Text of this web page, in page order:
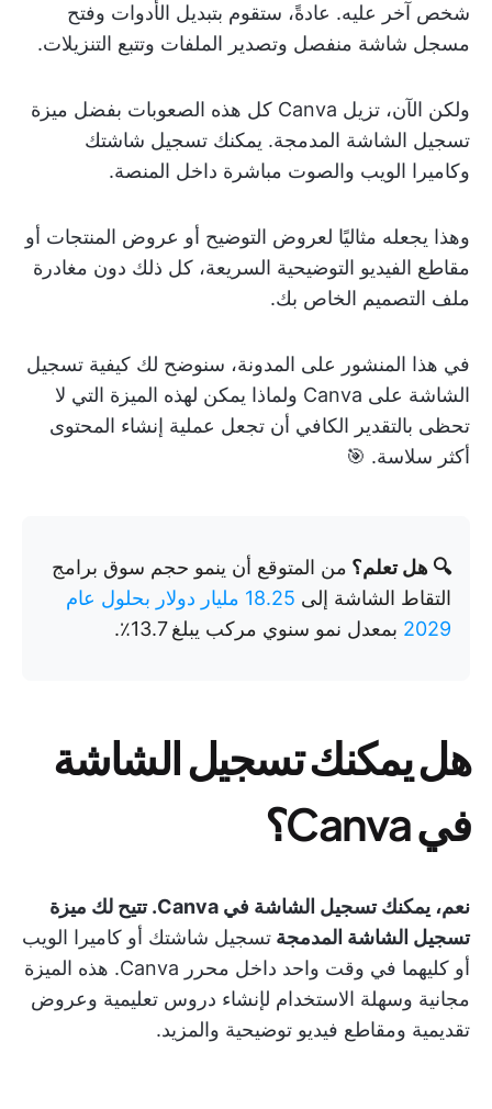
شخص آخر عليه. عادةً، ستقوم بتبديل الأدوات وفتح
مسجل شاشة منفصل وتصدير الملفات وتتبع التنزيلات.
ولكن الآن، تزيل Canva كل هذه الصعوبات بفضل ميزة
تسجيل الشاشة المدمجة. يمكنك تسجيل شاشتك
وكاميرا الويب والصوت مباشرة داخل المنصة.
وهذا يجعله مثاليًا لعروض التوضيح أو عروض المنتجات أو
مقاطع الفيديو التوضيحية السريعة، كل ذلك دون مغادرة
ملف التصميم الخاص بك.
في هذا المنشور على المدونة، سنوضح لك كيفية تسجيل
الشاشة على Canva ولماذا يمكن لهذه الميزة التي لا
تحظى بالتقدير الكافي أن تجعل عملية إنشاء المحتوى
أكثر سلاسة. 🎯
🔍 هل تعلم؟ من المتوقع أن ينمو حجم سوق برامج
التقاط الشاشة إلى
18.25 مليار دولار بحلول عام
2029 بمعدل نمو سنوي مركب يبلغ 13.7٪.
هل يمكنك تسجيل الشاشة
في Canva؟
نعم، يمكنك تسجيل الشاشة في Canva. تتيح لك ميزة
تسجيل الشاشة المدمجة تسجيل شاشتك أو كاميرا الويب
أو كليهما في وقت واحد داخل محرر Canva. هذه الميزة
مجانية وسهلة الاستخدام لإنشاء دروس تعليمية وعروض
تقديمية ومقاطع فيديو توضيحية والمزيد.